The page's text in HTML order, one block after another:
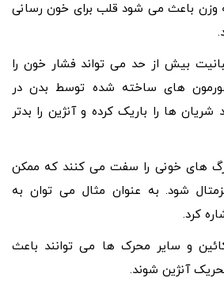
وزن باعث می شود قلب برای خون رسانی
بیش از حد می تواند فشار خون را
های ساخته شده توسط بدن در
ها را باریک کرده و آنژین را بدتر
رگ های خونی را سفت می کنند که ممکن
شود. به عنوان مثال می توان به
کرد.
و سایر محرک ها می توانند باعث
آنژین شوند.